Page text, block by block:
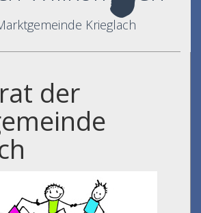
Krieglach
der